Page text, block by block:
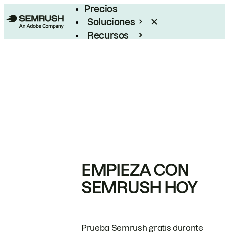
Precios
Soluciones
Recursos
EMPIEZA CON
SEMRUSH HOY
Prueba Semrush gratis durante